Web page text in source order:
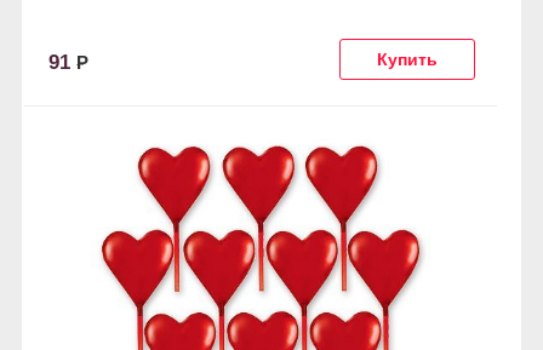
91 Р